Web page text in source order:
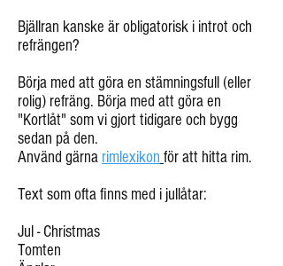
Bjällran kanske är obligatorisk i introt och
refrängen?
Börja med att göra en stämningsfull (eller
rolig) refräng. Börja med att göra en
"Kortlåt" som vi gjort tidigare och bygg
sedan på den.
Använd gärna rimlexikon för att hitta rim.
Text som ofta finns med i jullåtar:
Jul - Christmas
Tomten